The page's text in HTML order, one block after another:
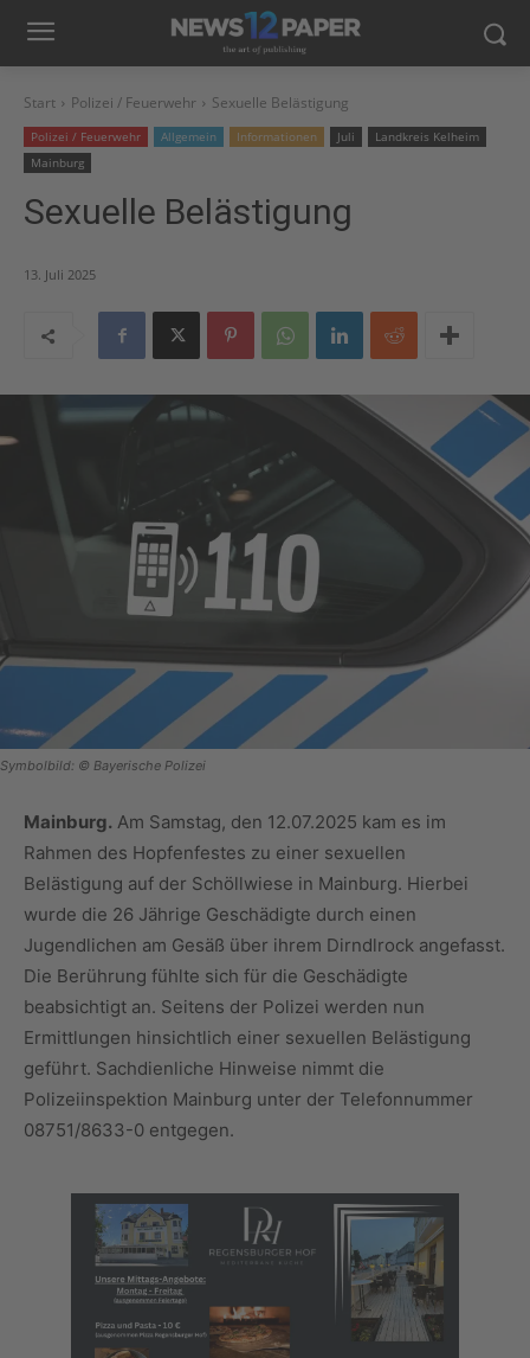
Start Polizei / Feuerwehr Sexuelle Belästigung
Polizei / Feuerwehr Allgemein Informationen Juli
Landkreis Kelheim
Mainburg
Sexuelle Belästigung
13. Juli 2025
Symbolbild: © Bayerische Polizei
Mainburg. Am Samstag, den 12.07.2025 kam es im
Rahmen des Hopfenfestes zu einer sexuellen
Belästigung auf der Schöllwiese in Mainburg. Hierbei
wurde die 26 Jährige Geschädigte durch einen
Jugendlichen am Gesäß über ihrem Dirndlrock angefasst.
Die Berührung fühlte sich für die Geschädigte
beabsichtigt an. Seitens der Polizei werden nun
Ermittlungen hinsichtlich einer sexuellen Belästigung
geführt. Sachdienliche Hinweise nimmt die
Polizeiinspektion Mainburg unter der Telefonnummer
08751/8633-0 entgegen.